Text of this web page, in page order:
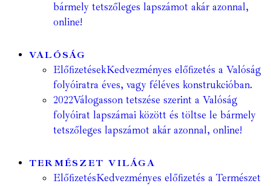
bármely tetszőleges lapszámot akár azonnal,
online!
VALÓSÁG
ElőfizetésekKedvezményes előfizetés a Valóság
folyóiratra éves, vagy féléves konstrukcióban.
2022Válogasson tetszése szerint a Valóság
folyóirat lapszámai között és töltse le bármely
tetszőleges lapszámot akár azonnal, online!
TERMÉSZET VILÁGA
ElőfizetésKedvezményes előfizetés a Természet